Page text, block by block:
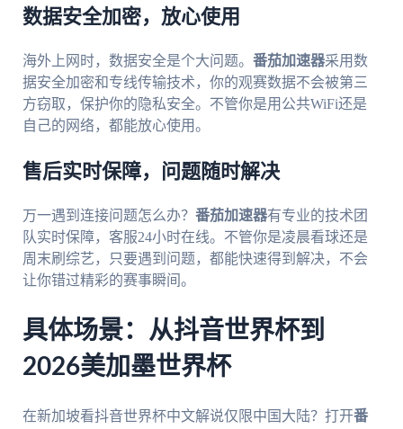
数据安全加密，放心使用
海外上网时，数据安全是个大问题。 番茄加速器采用数
据安全加密和专线传输技术，你的观赛数据不会被第三
方窃取，保护你的隐私安全。不管你是用公共WiFi还是
自己的网络，都能放心使用。
售后实时保障，问题随时解决
万一遇到连接问题怎么办？ 番茄加速器有专业的技术团
队实时保障，客服24小时在线。不管你是凌晨看球还是
周末刷综艺，只要遇到问题，都能快速得到解决，不会
让你错过精彩的赛事瞬间。
具体场景：从抖音世界杯到
2026美加墨世界杯
在新加坡看抖音世界杯中文解说仅限中国大陆？打开番